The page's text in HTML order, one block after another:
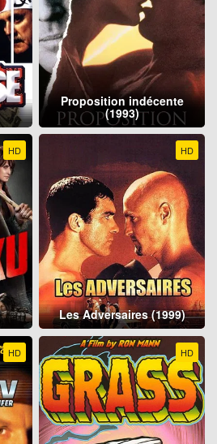
Proposition indécente
(1993)
HD HD
Les Adversaires (1999)
HD HD